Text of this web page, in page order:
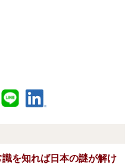
識を知れば日本の謎が解け